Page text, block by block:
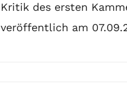
Kritik des ersten
veröffentlich am